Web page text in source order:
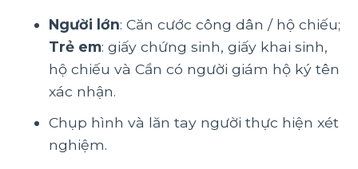
Người lớn: Căn cước công dân / hộ chiếu;
Trẻ em: giấy chứng sinh, giấy khai sinh,
hộ chiếu và Cần có người giám hộ ký tên
xác nhận.
Chụp hình và lăn tay người thực hiện xét
nghiệm.